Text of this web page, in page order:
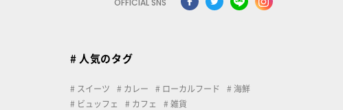
OFFICIAL SNS
# 人気のタグ
スイーツ カレー ローカルフード
海鮮
ビュッフェ
カフェ 雑貨